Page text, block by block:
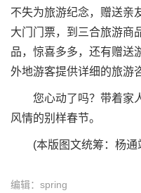
不失为旅游纪念，赠送亲
大门门票，到三合旅游商
品，惊喜多多，还有赠送
外地游客提供详细的旅游
您心动了吗？带着家人
风情的别样春节。
(本版图文统筹：杨通
编辑：spring